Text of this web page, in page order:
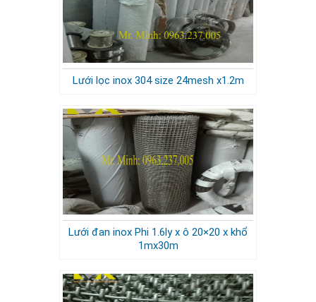
Lưới lọc inox 304 size 24mesh x1.2m
Lưới đan inox Phi 1.6ly x ô 20×20 x khổ
1mx30m